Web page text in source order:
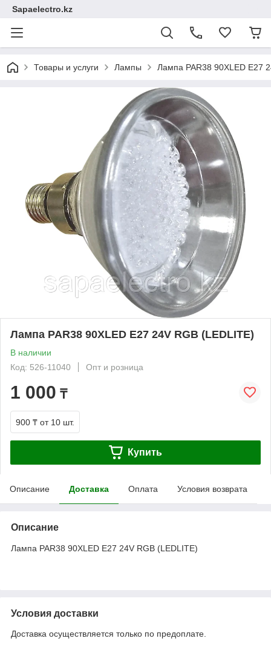
Sapaelectro.kz
Товары и услуги Лампы Лампа PAR38 90XLED E27
Лампа PAR38 90XLED E27 24V RGB (LEDLITE)
В наличии
Код: 526-11040
Опт и розница
1 000 ₸
900 ₸ от 10 шт.
Купить
Описание Доставка Оплата Условия возврата
Описание
Лампа PAR38 90XLED E27 24V RGB (LEDLITE)
Условия доставки
Доставка осуществляется только по предоплате.